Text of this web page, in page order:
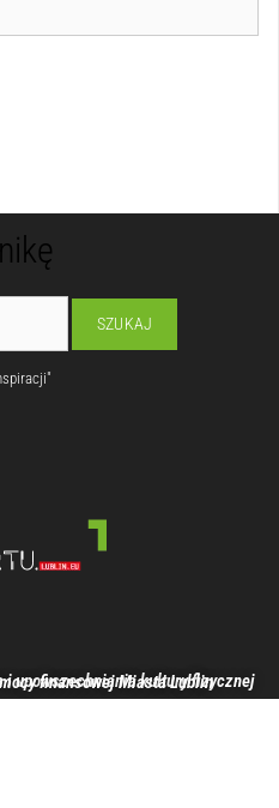
fizycznej realizowane jest przy pomocy finansowej Miasta Lublin